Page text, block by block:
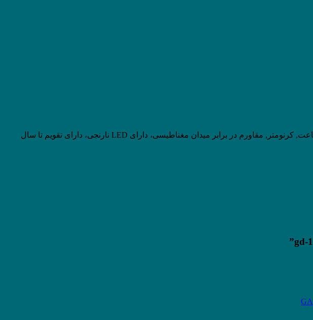
تاریخ شمار, تایمر شمارش معکوس, دو زمانه, روز شمار, زنگ هشدار, قابلیت نمایش 24 ساعت, کرنومتر, مقاورم در برابر میدان مغناطیسی، دارای LED نارنجی، دارای تقویم تا سال